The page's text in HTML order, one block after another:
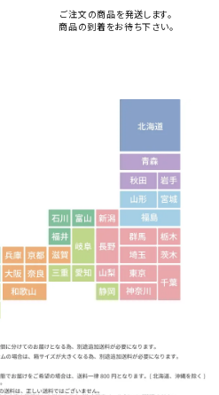
ご注文の商品を発送します。
商品の到着をお待ち下さい。